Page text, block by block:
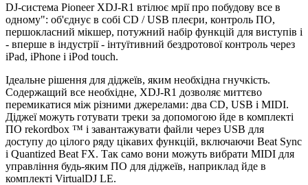
DJ-система Pioneer XDJ-R1 втілює мрії про побудову все в
одному": об'єднує в собі CD / USB плеєри, контроль ПО,
першокласний мікшер, потужний набір функцій для виступів і
- вперше в індустрії - інтуїтивний бездротової контроль через
iPad, iPhone і iPod touch.
Ідеальне рішення для діджеїв, яким необхідна гнучкість.
Cодержащий все необхідне, XDJ-R1 дозволяє миттєво
перемикатися між різними джерелами: два CD, USB і MIDI.
Діджеї можуть готувати треки за допомогою йде в комплекті
ПО rekordbox ™ і завантажувати файли через USB для
доступу до цілого ряду цікавих функцій, включаючи Beat Sync
і Quantized Beat FX. Так само вони можуть вибрати MIDI для
управління будь-яким ПО для діджеїв, наприклад йде в
комплекті VirtualDJ LE.